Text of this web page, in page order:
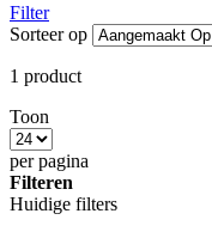
Filter
Sorteer op
1 product
Toon
per pagina
Filteren
Huidige filters